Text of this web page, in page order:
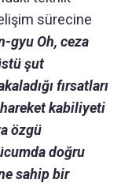
sürecine
gyu Oh, ceza
şut
fırsatları
kabiliyeti
özgü
doğru
sahip bir